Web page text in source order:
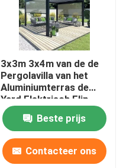
3x3m 3x4m van de de
Pergolavilla van het
Aluminiumterras de
Yard Elektrisch Flip
Garden Louvered
Pergola Beste prijs
Contacteer ons